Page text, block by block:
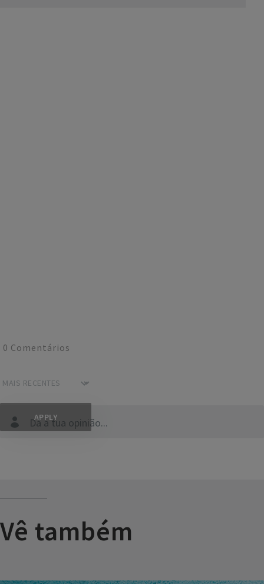
Dá a tua opinião...
0 Comentários
Vê também